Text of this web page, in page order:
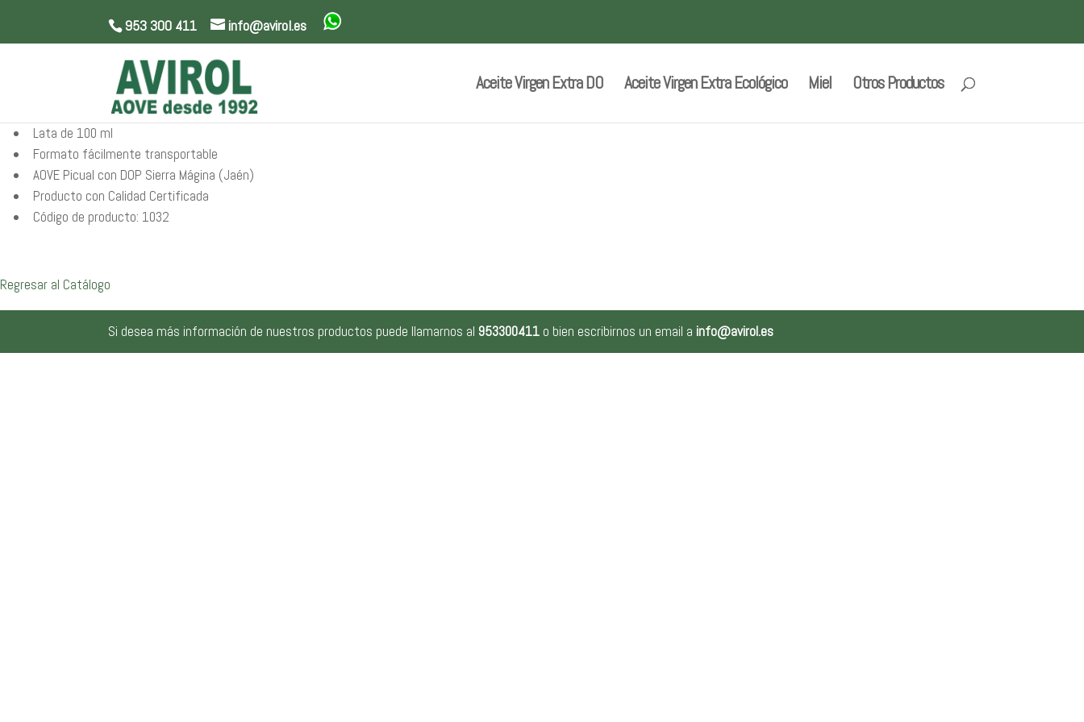
953 300 411 info@avirol.es
Aceite Virgen Extra DO Aceite Virgen Extra Ecológico Miel Otros Productos
Lata de 100 ml
Formato fácilmente transportable
AOVE Picual con DOP Sierra Mágina (Jaén)
Producto con Calidad Certificada
Código de producto: 1032
Regresar al Catálogo
Si desea más información de nuestros productos puede llamarnos al 953300411 o bien escribirnos un email a info@avirol.es